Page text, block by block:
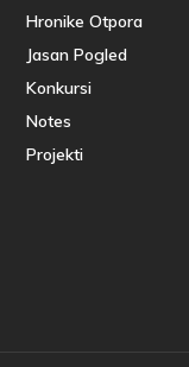
Hronike Otpora
Jasan Pogled
Konkursi
Notes
Projekti